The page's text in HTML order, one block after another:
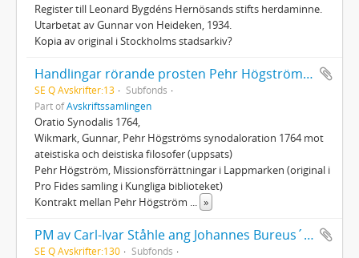
Register till Leonard Bygdéns Hernösands stifts herdaminne.
Utarbetat av Gunnar von Heideken, 1934.
Kopia av original i Stockholms stadsarkiv?
Handlingar rörande prosten Pehr Högström (1714 - 1784)
SE Q Avskrifter:13
Subfonds
Part ofAvskriftssamlingen
Oratio Synodalis 1764,
Wikmark, Gunnar, Pehr Högströms synodaloration 1764 mot
ateistiska och deistiska filosofer (uppsats)
Pehr Högström, Missionsförrättningar i Lappmarken (original i
Pro Fides samling i Kungliga biblioteket)
Kontrakt mellan Pehr Högström
»
PM av Carl-Ivar Ståhle ang Johannes Bureus´ handskrifter i samlingen Fa på Kungliga biblioteket i Stockholm
SE Q Avskrifter:130
Subfonds